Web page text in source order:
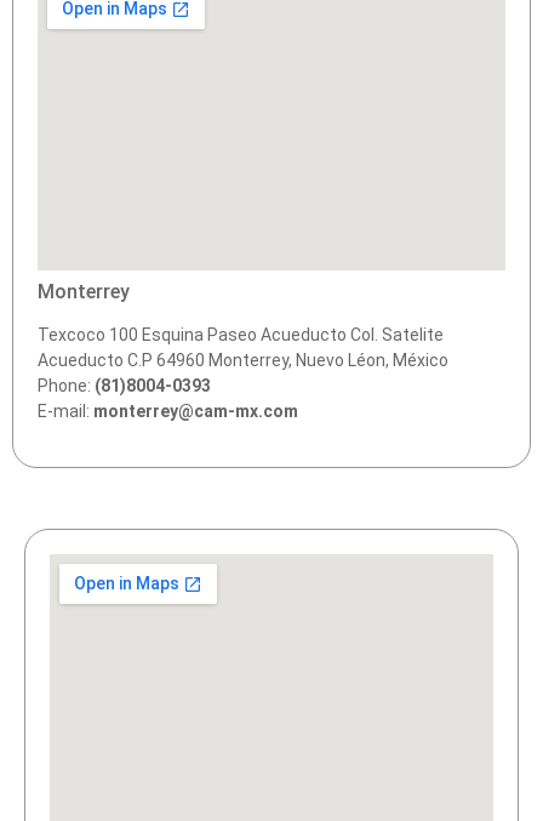
Monterrey
Texcoco 100 Esquina Paseo Acueducto Col. Satelite
Acueducto C.P 64960 Monterrey, Nuevo Léon, México
Phone: (81)8004-0393
E-mail: monterrey@cam-mx.com